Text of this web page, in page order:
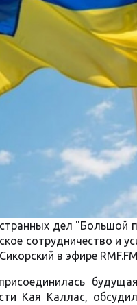
дел "Большой
сотрудничество и
в эфире
Кая Каллас,